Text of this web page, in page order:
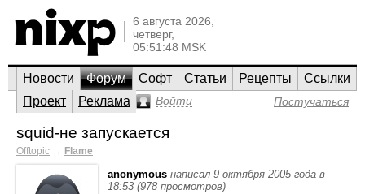
6 августа 2026,
четверг,
05:51:48 MSK
Новости Форум Софт Статьи Рецепты
Ссылки
Проект
Реклама Войти Постучаться
squid-не запускается
Offtopic → Flame
anonymous написал 9 октября 2005 года в
18:53 (978 просмотров)